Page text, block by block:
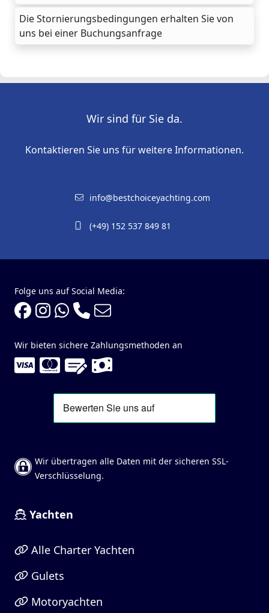
Die Stornierungsbedingungen erhalten Sie von
uns bei einer Buchungsanfrage
Wir sind für Sie da.
Kontaktieren Sie uns für weitere Informationen.
info@bestchoiceyachting.com
(+49) 152 537 849 81
Folge uns auf Social Media:
Wir bieten sichere Zahlungsmethoden an
Wir übertragen alle Daten mit der sicheren SSL-
Verschlüsselung.
Yachten
Alle Charter Yachten
Gulets
Motoryachten